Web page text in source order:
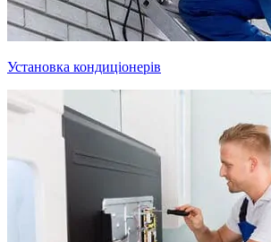
Установка кондиціонерів